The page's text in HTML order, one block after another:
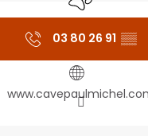
03 80 26 91 ▒▒